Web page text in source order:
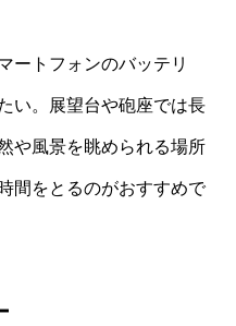
ートフォンのバッテリ
い。展望台や砲座では長
や風景を眺められる場所
間をとるのがおすすめで